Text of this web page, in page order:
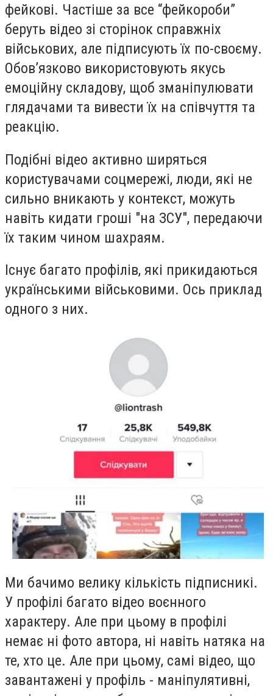
фейкові. Частіше за все “фейкороби”
беруть відео зі сторінок справжніх
військових, але підписують їх по-своєму.
Обов’язково використовують якусь
емоційну складову, щоб зманіпулювати
глядачами та вивести їх на співчуття та
реакцію.
Подібні відео активно ширяться
користувачами соцмережі, люди, які не
сильно вникають у контекст, можуть
навіть кидати гроші "на ЗСУ", передаючи
їх таким чином шахраям.
Існує багато профілів, які прикидаються
українськими військовими. Ось приклад
одного з них.
Ми бачимо велику кількість підписникі.
У профілі багато відео воєнного
характеру. Але при цьому в профілі
немає ні фото автора, ні навіть натяка на
те, хто це. Але при цьому, самі відео, що
завантажені у профіль - маніпулятивні,